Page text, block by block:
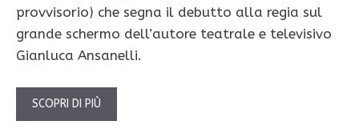
provvisorio) che segna il debutto alla regia sul
grande schermo dell’autore teatrale e televisivo
Gianluca Ansanelli.
SCOPRI DI PIÙ